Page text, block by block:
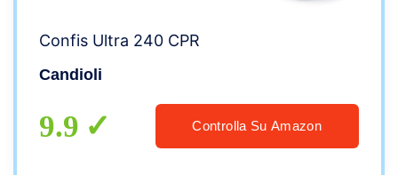
Confis Ultra 240 CPR
Candioli
9.9 Controlla Su Amazon